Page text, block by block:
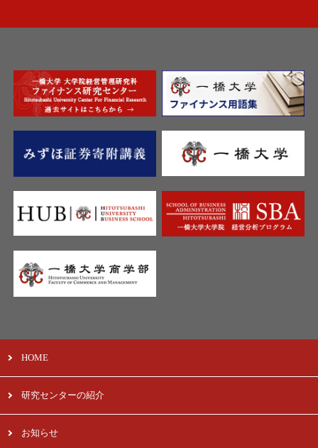
HOME
研究センターの紹介
お知らせ